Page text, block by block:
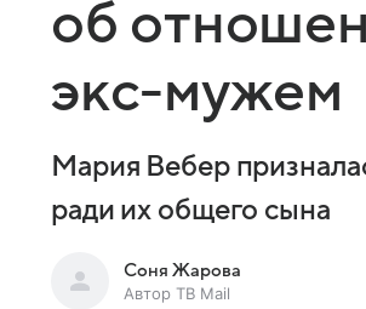
об
экс-мужем
Мария Вебер
ради их общего сына
Соня Жарова
Автор ТВ Mail